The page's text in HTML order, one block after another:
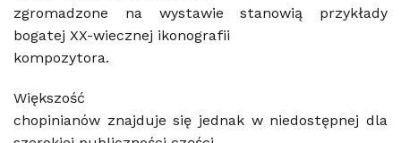
zgromadzone na wystawie stanowią przykłady
bogatej XX-wiecznej ikonografii
kompozytora.
Większość
chopinianów znajduje się jednak w niedostępnej dla